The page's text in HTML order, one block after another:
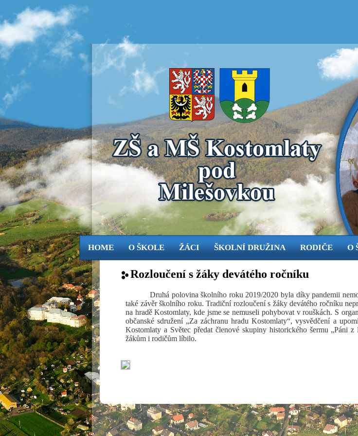
HOME O ŠKOLE ŽÁCI ŠKOLNÍ DRUŽINA RODIČE O
Rozloučení s žáky devátého ročníku
Druhá polovina školního roku 2019/2020 byla díky pandemii
také závěr školního roku. Tradiční rozloučení s žáky devátého ročníku
na hradě Kostomlaty, kde jsme se nemuseli pohybovat v rouškách. S
občanské sdružení „Za záchranu hradu Kostomlaty“, vysvědčení a
Kostomlaty a Světec předat členové skupiny historického šermu „Páni
žákům i rodičům líbilo.